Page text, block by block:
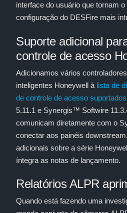
interface do usuário que tornam
configuração do DESFire mais
Suporte adicional
controle de acesso
Adicionamos vários
inteligentes Honeywell à lista de
de controle de acesso suportados
5.11.1 e Synergis™ Softwire
comunicam diretamente com o
conectar aos painéis
adicionais sobre a série
íntegra as notas de lançamento.
Relatórios ALPR
Quando está fazendo uma